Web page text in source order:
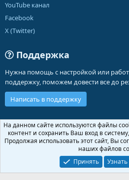
YouTube канал
Facebook
X (Twitter)
Поддержка
Нужна помощь с настройкой или
поддержку, поможем довести все до
Написать в поддержку
Russian (RU)
Обратная связь
Условия и правила
Политика конфиденциальности
Community platform by XenForo ® © 2010-
На данном сайте используются файлы
контент и сохранить Ваш вход в
Продолжая использовать этот сайт, Вы
наших файлов
Принять